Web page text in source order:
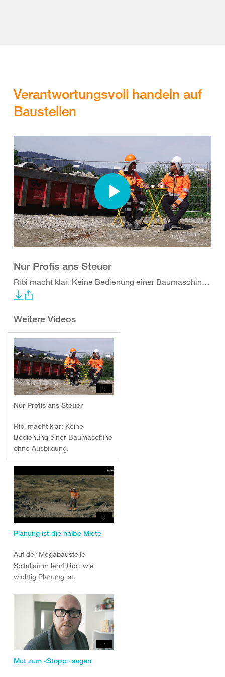
Verantwortungsvoll handeln auf
Baustellen
Nur Profis ans Steuer
Ribi macht klar: Keine Bedienung einer Baumaschine ohne Ausbildung.
Weitere Videos
:
Nur Profis ans Steuer
Ribi macht klar: Keine
Bedienung einer Baumaschine
ohne Ausbildung.
:
Planung ist die halbe Miete
Auf der Megabaustelle
Spitallamm lernt Ribi, wie
wichtig Planung ist.
:
Mut zum «Stopp» sagen